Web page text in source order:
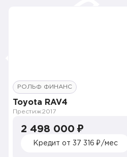
РОЛЬФ ФИНАНС
Toyota RAV4
Престиж2017
2 498 000 ₽
Кредит от 37 316 ₽/мес